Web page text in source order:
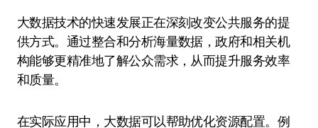
大数据技术的快速发展正在深刻改变公共服务的提
供方式。通过整合和分析海量数据，政府和相关机
构能够更精准地了解公众需求，从而提升服务效率
和质量。
在实际应用中，大数据可以帮助优化资源配置。例